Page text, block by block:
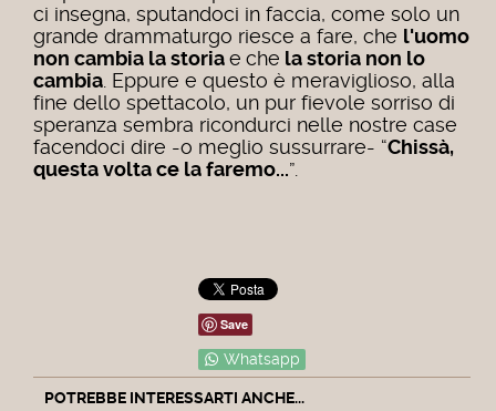
ci insegna, sputandoci in faccia, come solo un
grande drammaturgo riesce a fare, che l'uomo
non cambia la storiae che la storia non lo
cambia . Eppure e questo è meraviglioso, alla
fine dello spettacolo, un pur fievole sorriso di
speranza sembra ricondurci nelle nostre case
facendoci dire -o meglio sussurrare- “Chissà,
questa volta ce la faremo...”.
Save
Whatsapp
POTREBBE INTERESSARTI ANCHE...